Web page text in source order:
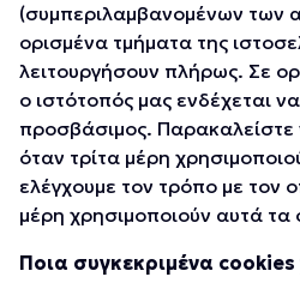
(συμπεριλαμβανομένων των
ορισμένα τμήματα της
λειτουργήσουν πλήρως. Σε
ο ιστότοπός μας ενδέχεται
προσβάσιμος. Παρακαλείστε
όταν τρίτα μέρη
ελέγχουμε τον τρόπο με τον
μέρη χρησιμοποιούν αυτά
Ποια συγκεκριμένα